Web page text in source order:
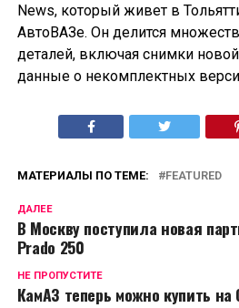
News, который живет в
АвтоВАЗе. Он делится
деталей, включая снимки
данные о некомплектных
МАТЕРИАЛЫ ПО ТЕМЕ: FEATURED
ДАЛЕЕ
В Москву поступила новая
Prado 250
НЕ ПРОПУСТИТЕ
КамАЗ теперь можно купить на